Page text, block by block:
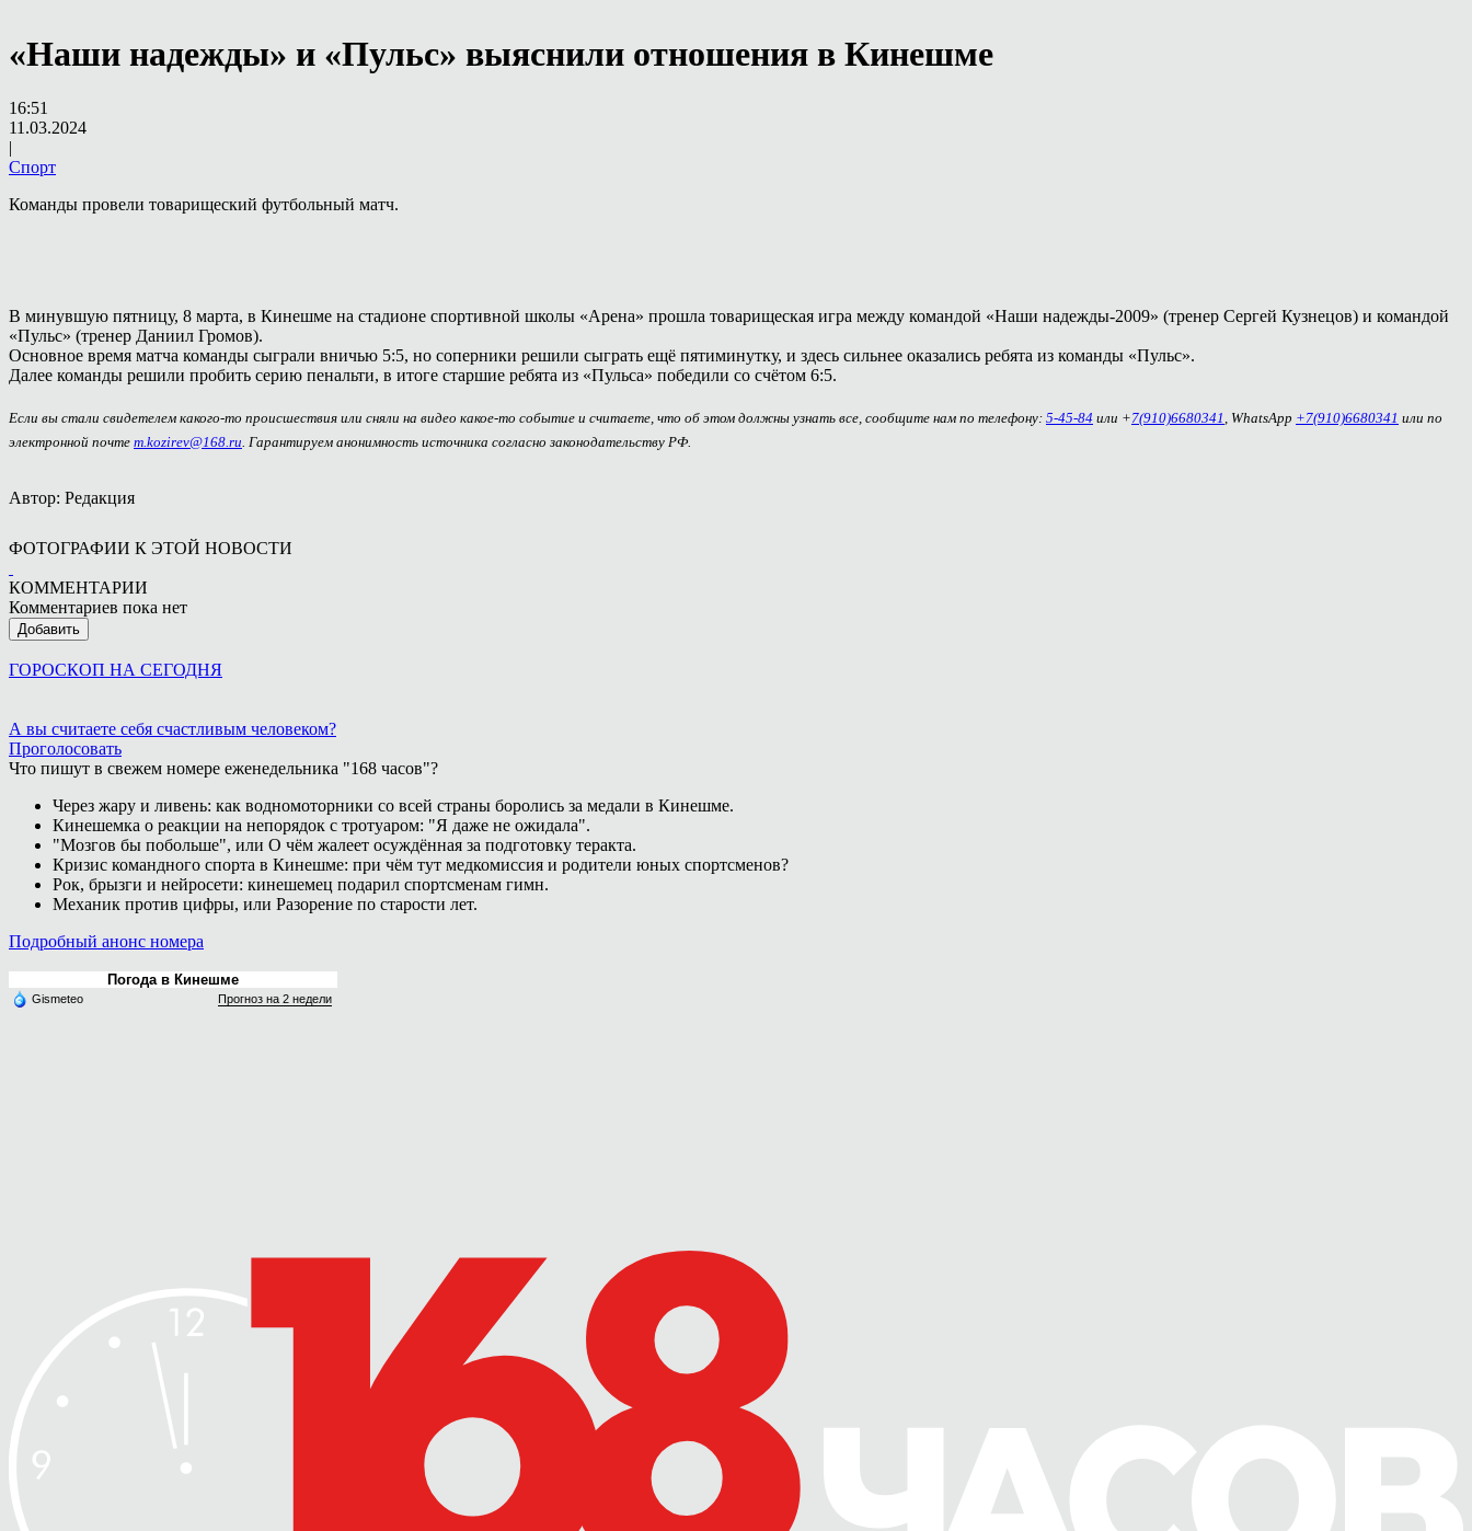
«Наши надежды» и «Пульс» выяснили отношения в Кинешме
16:51
11.03.2024
|
Спорт
Команды провели товарищеский футбольный матч.
В минувшую пятницу, 8 марта, в Кинешме на стадионе спортивной школы «Арена» прошла товарищеская игра между командой «Наши надежды-2009» (тренер Сергей Кузнецов) и командой
«Пульс» (тренер Даниил Громов).
Основное время матча команды сыграли вничью 5:5, но соперники решили сыграть ещё пятиминутку, и здесь сильнее оказались ребята из команды «Пульс».
Далее команды решили пробить серию пенальти, в итоге старшие ребята из «Пульса» победили со счётом 6:5.
Если вы стали свидетелем какого-то происшествия или сняли на видео какое-то событие и считаете, что об этом должны узнать все, сообщите нам по телефону: 5-45-84 или +7(910)6680341 , WhatsApp +7(910)6680341 или по
электронной почте m.kozirev@168.ru. Гарантируем анонимность источника согласно законодательству РФ.
Автор: Редакция
ФОТОГРАФИИ К ЭТОЙ НОВОСТИ
КОММЕНТАРИИ
Комментариев пока нет
Добавить
ГОРОСКОП НА СЕГОДНЯ
А вы считаете себя счастливым человеком?
Проголосовать
Что пишут в свежем номере еженедельника "168 часов"?
Через жару и ливень: как водномоторники со всей страны боролись за медали в Кинешме.
Кинешемка о реакции на непорядок с тротуаром: "Я даже не ожидала".
"Мозгов бы побольше", или О чём жалеет осуждённая за подготовку теракта.
Кризис командного спорта в Кинешме: при чём тут медкомиссия и родители юных спортсменов?
Рок, брызги и нейросети: кинешемец подарил спортсменам гимн.
Механик против цифры, или Разорение по старости лет.
Подробный анонс номера
Погода в Кинешме
Gismeteo Прогноз на 2 недели